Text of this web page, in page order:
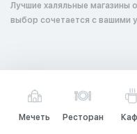
Лучшие халяльные магазины
выбор сочетается с вашими
Мечеть Ресторан